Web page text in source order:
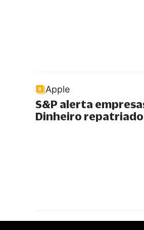
Apple
S&P alerta
Dinheiro repatriado